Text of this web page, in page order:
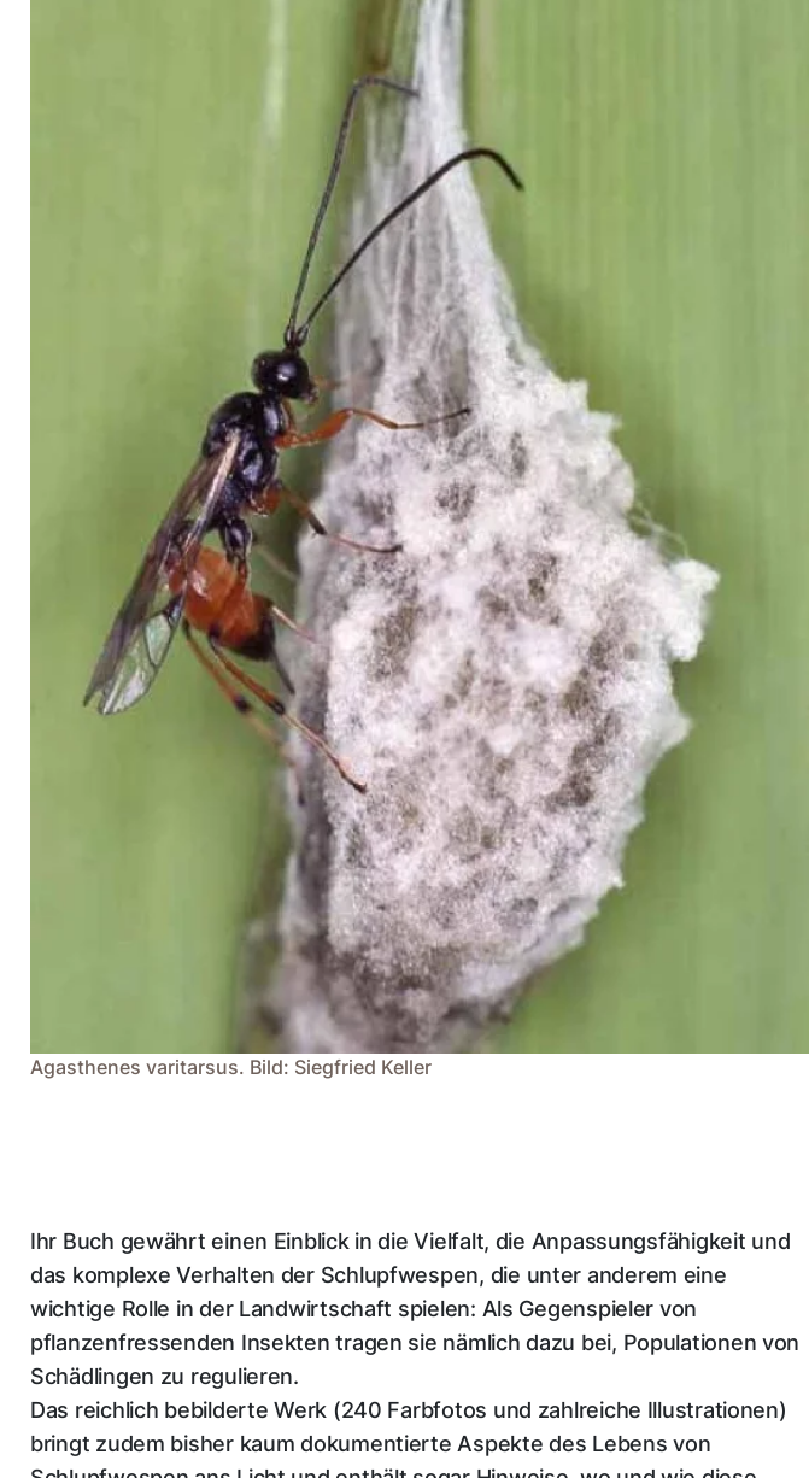
Agasthenes varitarsus. Bild: Siegfried Keller
Ihr Buch gewährt einen Einblick in die Vielfalt, die Anpassungsfähigkeit und
das komplexe Verhalten der Schlupfwespen, die unter anderem eine
wichtige Rolle in der Landwirtschaft spielen: Als Gegenspieler von
pflanzenfressenden Insekten tragen sie nämlich dazu bei, Populationen von
Schädlingen zu regulieren.
Das reichlich bebilderte Werk (240 Farbfotos und zahlreiche Illustrationen)
bringt zudem bisher kaum dokumentierte Aspekte des Lebens von